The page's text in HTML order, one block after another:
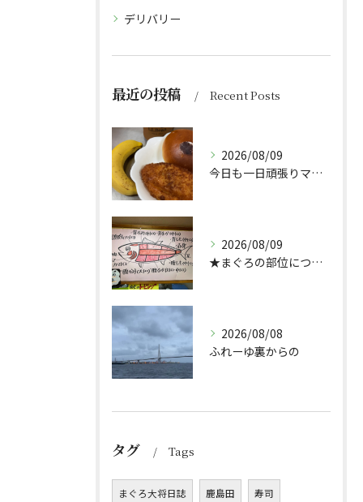
デリバリー
最近の投稿 Recent Posts
2026/08/09
今日も一日頑張りマッスル💪
2026/08/09
★まぐろの部位について★
2026/08/08
ふれーゆ裏からの
タグ Tags
まぐろ大将日誌 鹿島田 寿司